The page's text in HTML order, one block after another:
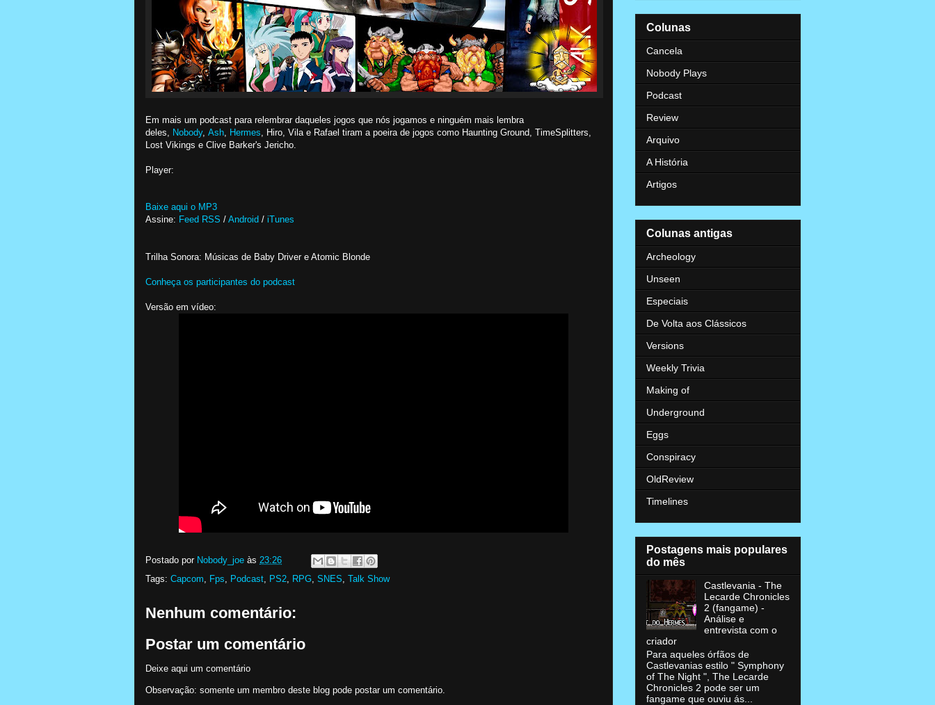
Em mais um podcast para relembrar daqueles jogos que nós jogamos e ninguém mais lembra
deles,
Nobody, Ash Hermes , Hiro, Vila e Rafael tiram a poeira de jogos como Haunting Ground, TimeSplitters,
Lost Vikings e Clive Barker's Jericho.
Player:
Baixe aqui o MP3
Assine: Feed RSS / Android / iTunes
Trilha Sonora: Músicas de Baby Driver e Atomic Blonde
Conheça os participantes do podcast
Versão em vídeo:
Postado por Nobody_joe às 23:26
Tags: Capcom Fps Podcast PS2 RPG SNES Talk Show
Nenhum comentário:
Postar um comentário
Deixe aqui um comentário
Observação: somente um membro deste blog pode postar um comentário.
Colunas
Cancela
Nobody Plays
Podcast
Review
Arquivo
A História
Artigos
Colunas antigas
Archeology
Unseen
Especiais
De Volta aos Clássicos
Versions
Weekly Trivia
Making of
Underground
Eggs
Conspiracy
OldReview
Timelines
Postagens mais populares
do mês
Castlevania - The
Lecarde Chronicles
2 (fangame) -
Análise e
entrevista com o
criador
Para aqueles órfãos de
Castlevanias estilo " Symphony
of The Night ", The Lecarde
Chronicles 2 pode ser um
fangame que ouviu ás...